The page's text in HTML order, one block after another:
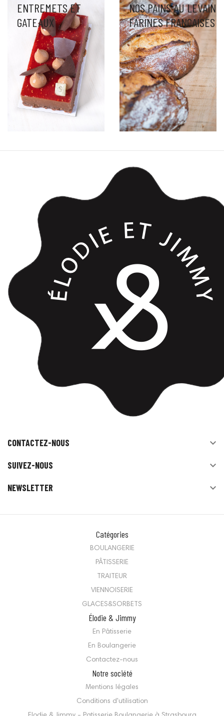
ENTREMETS ET
GATEAUX
NOS PAINS AU LEVAIN
FARINES FRANCAISES
CONTACTEZ-NOUS 
SUIVEZ-NOUS 
NEWSLETTER 
Catégories
BOULANGERIE
PÂTISSERIE
TRAITEUR
VIENNOISERIE
GLACES&SORBETS
Élodie & Jimmy
En Pâtisserie
En Boulangerie
Contactez-nous
Notre société
Mentions légales
Conditions d'utilisation